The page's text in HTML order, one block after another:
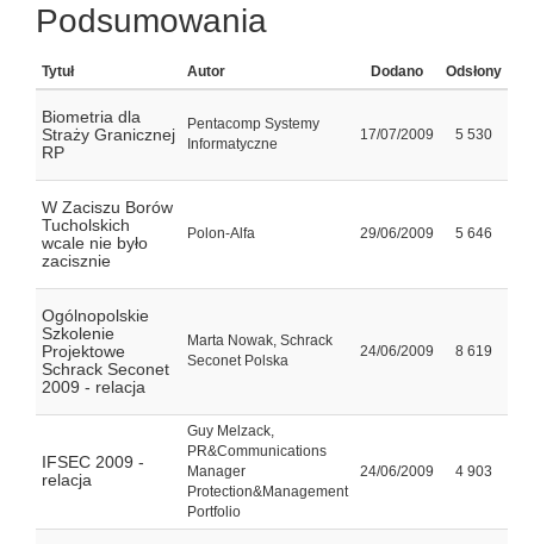
Podsumowania
Tytuł Autor Dodano Odsłony
Biometria dla
Straży Granicznej
RP
Pentacomp Systemy
Informatyczne
17/07/2009 5 530
W Zaciszu Borów
Tucholskich
wcale nie było
zacisznie
Polon-Alfa 29/06/2009 5 646
Ogólnopolskie
Szkolenie
Projektowe
Schrack Seconet
2009 - relacja
Marta Nowak, Schrack
Seconet Polska
24/06/2009 8 619
IFSEC 2009 -
relacja
Guy Melzack,
PR&Communications
Manager
Protection&Management
Portfolio
24/06/2009 4 903